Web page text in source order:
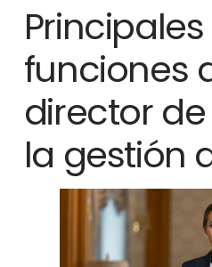
Principales
funciones
director
la gestión